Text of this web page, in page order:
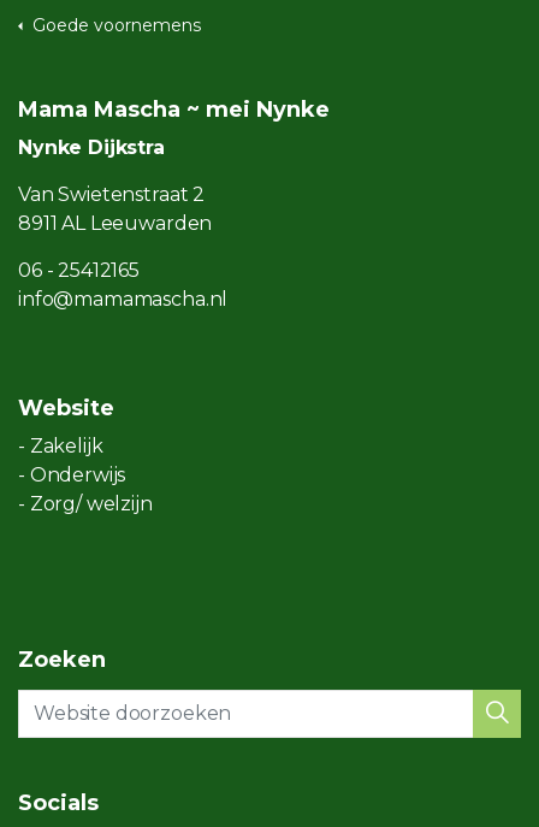
Goede voornemens
Mama Mascha ~ mei Nynke
Nynke Dijkstra
Van Swietenstraat 2
8911 AL Leeuwarden
06 - 25412165
info@mamamascha.nl
Website
- Zakelijk
- Onderwijs
- Zorg/ welzijn
Zoeken
Socials